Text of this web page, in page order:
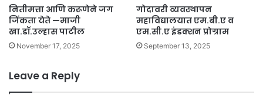
नितीमत्ता आणि करूणेने जग
जिंकता येते —माजी
खा.डॉ.उल्हास पाटील
November 17, 2025
गोदावरी व्यवस्थापन
महाविद्यालयात एम.बी.ए व
एम.सी.ए इंडक्शन प्रोग्राम
September 13, 2025
Leave a Reply